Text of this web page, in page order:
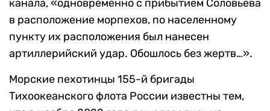
канала, «одновременно с прибытием Соловьева
в расположение морпехов, по населенному
пункту их расположения был нанесен
артиллерийский удар. Обошлось без жертв…».
Морские пехотинцы 155-й бригады
Тихоокеанского флота России известны тем,